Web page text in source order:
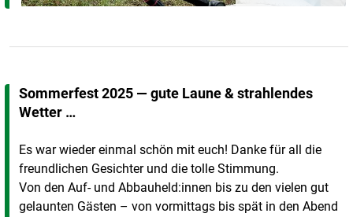
Sommerfest 2025 — gute Laune & strahlendes
Wetter …
Es war wieder einmal schön mit euch! Danke für all die
freundlichen Gesichter und die tolle Stimmung.
Von den Auf- und Abbauheld:innen bis zu den vielen gut
gelaunten Gästen – von vormittags bis spät in den Abend